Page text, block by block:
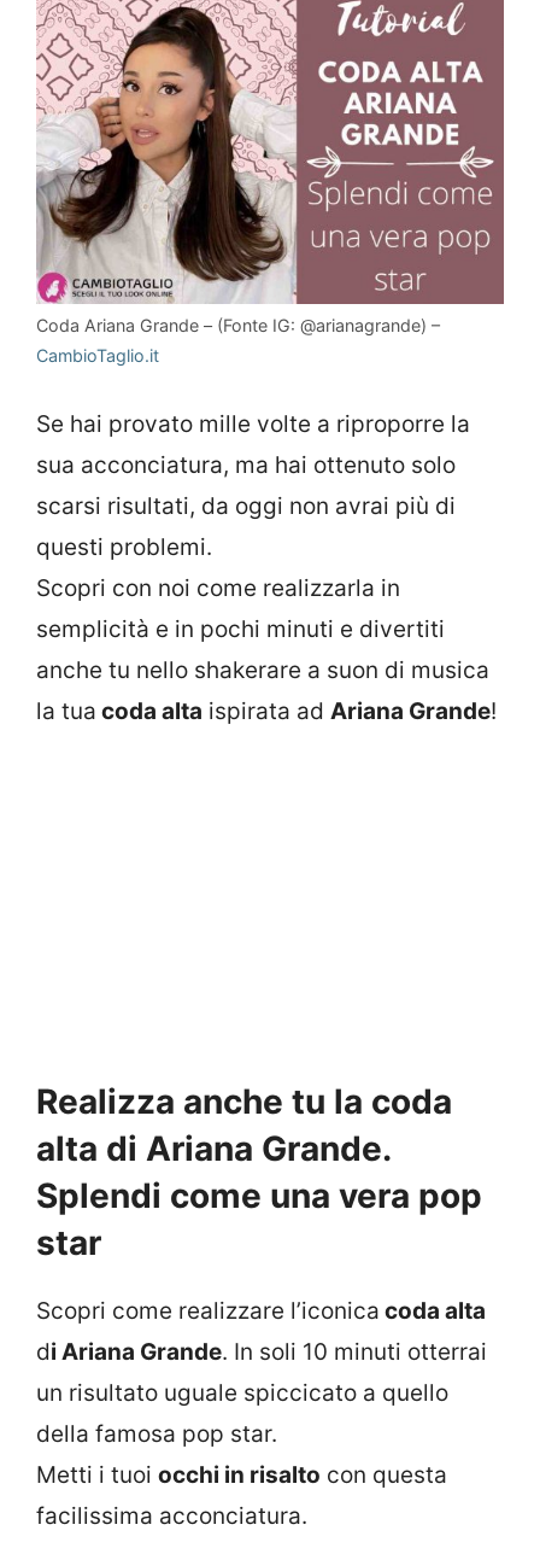
Coda Ariana Grande – (Fonte IG: @arianagrande) –
CambioTaglio.it
Se hai provato mille volte a riproporre la
sua acconciatura, ma hai ottenuto solo
scarsi risultati, da oggi non avrai più di
questi problemi.
Scopri con noi come realizzarla in
semplicità e in pochi minuti e divertiti
anche tu nello shakerare a suon di musica
la tua coda alta ispirata ad Ariana Grande!
Realizza anche tu la coda
alta di Ariana Grande.
Splendi come una vera pop
star
Scopri come realizzare l’iconica coda alta
di Ariana Grande. In soli 10 minuti otterrai
un risultato uguale spiccicato a quello
della famosa pop star.
Metti i tuoi occhi in risalto con questa
facilissima acconciatura.